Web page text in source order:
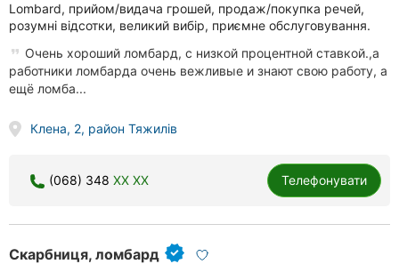
Lombard, прийом/видача грошей, продаж/покупка речей,
розумні відсотки, великий вибір, приємне обслуговування.
Очень хороший ломбард, с низкой процентной ставкой.,а
работники ломбарда очень вежливые и знают свою работу, а
ещё ломба...
Клена, 2, район Тяжилів
(068) 348 XX XX Телефонувати
Скарбниця, ломбард